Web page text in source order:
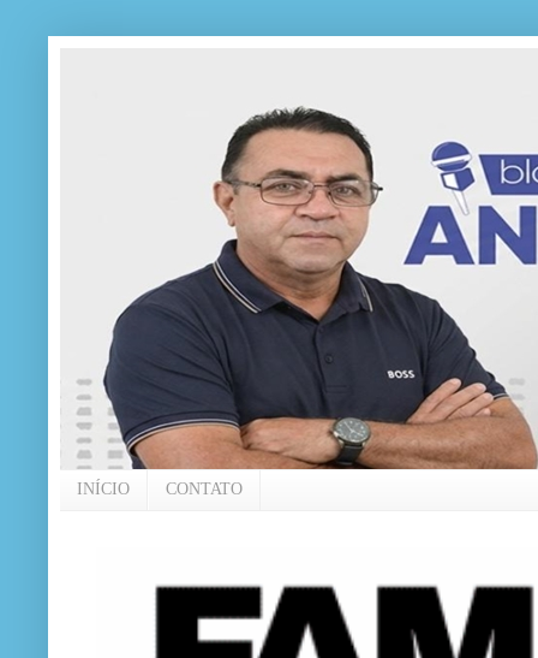
INÍCIO CONTATO